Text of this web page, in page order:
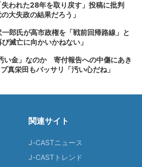
失われた28年を取り戻す」投稿に批判
大失政の結果だろう」
郎氏が高市政権を「戦前回帰路線」と
滅亡に向かいかねない」
い金」なのか 寄付報告への中傷にあき
真栄田もバッサリ「汚い心だね」
関連サイト
J-CASTニュース
J-CASTトレンド